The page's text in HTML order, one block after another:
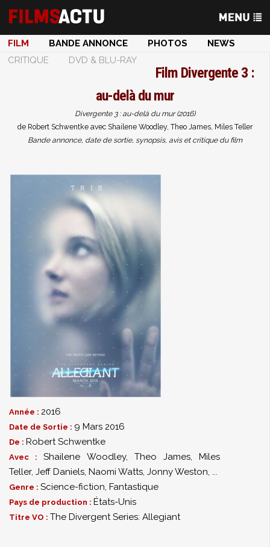
FILM BANDE ANNONCE PHOTOS
NEWS
CRITIQUE
DVD & BLU-RAY
Film Divergente 3 :
au-delà du mur
Divergente 3 : au-delà du mur (2016)
de Robert Schwentke avec Shailene Woodley, Theo James, Miles Teller
Bande annonce, date de sortie, synopsis, avis et critique du film
Année : 2016
Date de Sortie : 9 Mars 2016
De : Robert Schwentke
Avec :Shailene Woodley, Theo James,Miles
Teller, Jeff Daniels, Naomi Watts, Jonny Weston, ...
Genre : Science-fiction, Fantastique
Pays de production : États-Unis
Titre VO : The Divergent Series: Allegiant